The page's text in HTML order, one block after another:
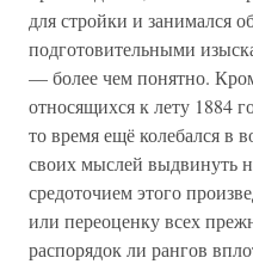
для стройки и занимался
подготовительными
— более чем понятно.
относящихся к лету 1884
то время ещё колебался в
своих мыслей выдвинуть
средоточием этого
или переоценку всех
распорядок ли рангов